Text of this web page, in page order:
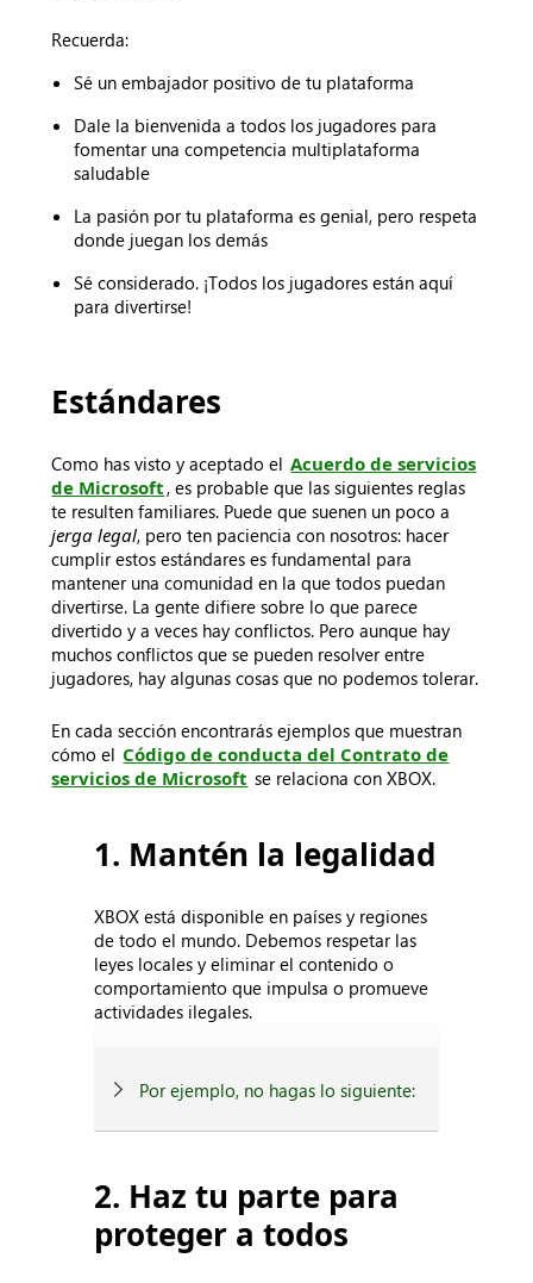
Recuerda:
Sé un embajador positivo de tu plataforma
Dale la bienvenida a todos los jugadores para
fomentar una competencia multiplataforma
saludable
La pasión por tu plataforma es genial, pero respeta
donde juegan los demás
Sé considerado. ¡Todos los jugadores están aquí
para divertirse!
Estándares
Como has visto y aceptado el Acuerdo de servicios
de Microsoft, es probable que las siguientes reglas
te resulten familiares. Puede que suenen un poco a
jerga legal, pero ten paciencia con nosotros: hacer
cumplir estos estándares es fundamental para
mantener una comunidad en la que todos puedan
divertirse. La gente difiere sobre lo que parece
divertido y a veces hay conflictos. Pero aunque hay
muchos conflictos que se pueden resolver entre
jugadores, hay algunas cosas que no podemos tolerar.
En cada sección encontrarás ejemplos que muestran
cómo el Código de conducta del Contrato de
servicios de Microsoft se relaciona con XBOX.
1. Mantén la legalidad
XBOX está disponible en países y regiones
de todo el mundo. Debemos respetar las
leyes locales y eliminar el contenido o
comportamiento que impulsa o promueve
actividades ilegales.
Por ejemplo, no hagas lo siguiente:
2. Haz tu parte para
proteger a todos